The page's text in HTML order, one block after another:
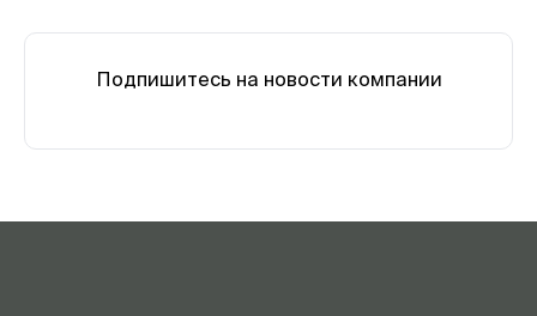
Подпишитесь на новости компании